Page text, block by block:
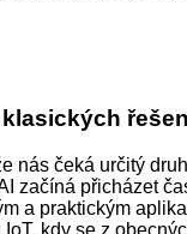
nás čeká určitý
začíná přicházet
a praktickým
kdy se z